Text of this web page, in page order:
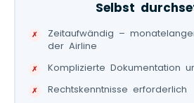
Selbst
Zeitaufwändig –
der Airline
Komplizierte Dokumentation
Rechtskenntnisse erforderlich